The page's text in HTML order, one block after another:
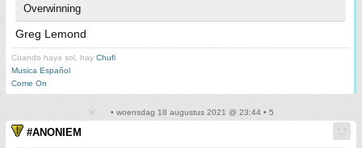
Overwinning
Greg Lemond
Cuando haya sol, hay Chufi
Musica Español
Come On
• woensdag 18 augustus 2021 @ 23:44 • 5
#ANONIEM